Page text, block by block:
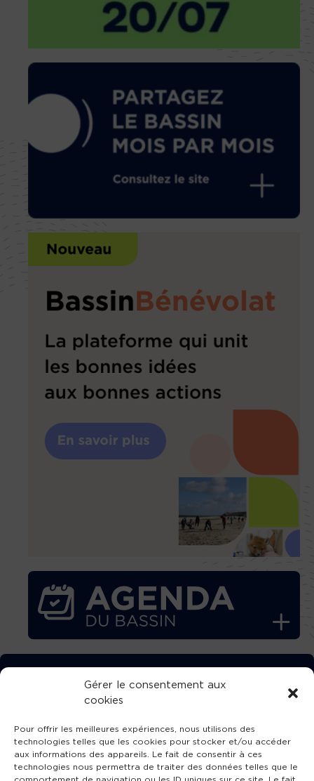
Gérer le consentement aux
cookies
Pour offrir les meilleures expériences, nous utilisons des
technologies telles que les cookies pour stocker et/ou accéder
aux informations des appareils. Le fait de consentir à ces
technologies nous permettra de traiter des données telles que le
TÉLÉCHARGEZ GRATUITEMENT
L’APPLICATION TVBA !